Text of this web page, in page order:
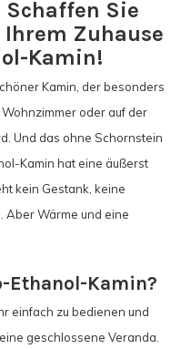
Sie
Zuhause
Kamin!
Kamin, der besonders
oder auf der
Und das ohne Schornstein
Kamin hat eine äußerst
kein Gestank, keine
Aber Wärme und eine
Ethanol-Kamin?
einfach zu bedienen und
geschlossene Veranda.